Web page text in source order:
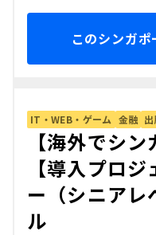
このシンガ
IT・WEB・ゲーム 金融
【海外でシ
【導入プロ
ー（シニアレ
ル